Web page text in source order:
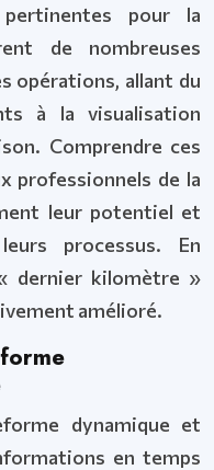
pour la
de nombreuses
opérations, allant du
à la visualisation
Comprendre ces
professionnels de la
leur potentiel et
processus. En
dernier kilomètre »
amélioré.
dynamique et
en temps